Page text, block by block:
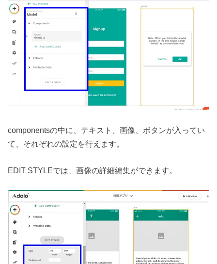
componentsの中に、テキスト、画像、ボタンが入ってい
て、それぞれの設定を行えます。
EDIT STYLEでは、画像の詳細編集ができます。